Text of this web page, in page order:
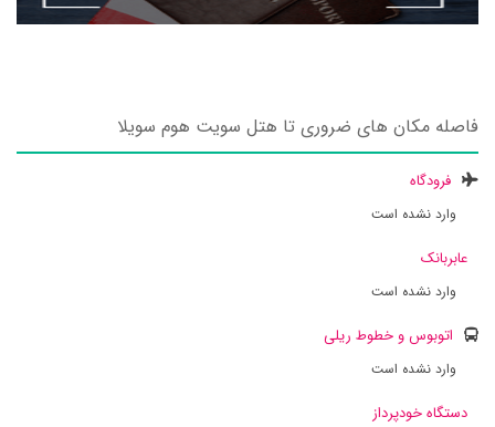
فاصله مکان های ضروری تا هتل سویت هوم سویلا
فرودگاه
وارد نشده است
عابربانک
وارد نشده است
اتوبوس و خطوط ریلی
وارد نشده است
دستگاه خودپرداز